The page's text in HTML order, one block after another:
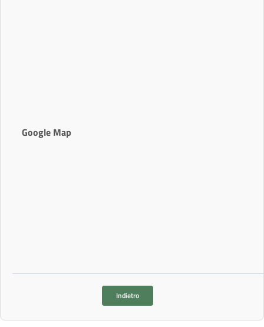
Google Map
Indietro